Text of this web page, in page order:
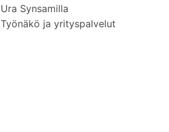
Ura Synsamilla
Työnäkö ja yrityspalvelut